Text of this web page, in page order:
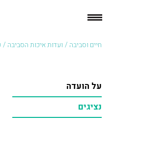
חיים וסביבה / ועדות איכות הסביבה /
על הועדה
נציגים